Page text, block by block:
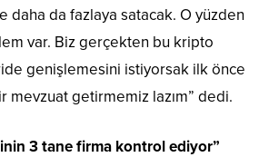
daha da fazlaya satacak. O yüzden
var. Biz gerçekten bu kripto
genişlemesini istiyorsak ilk önce
mevzuat getirmemiz lazım” dedi.
3 tane firma kontrol ediyor”